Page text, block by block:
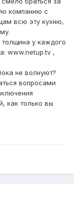
компанию с
всю эту кухню,
у каждого
www.netup.tv ,
не волнуют?
вопросами
как только вы